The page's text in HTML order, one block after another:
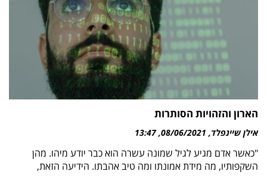
הארון והזהויות הסותרות
אילן שיינפלד 08/06/2021
13:47
"כאשר אדם מגיע לגיל שמונה עשרה הוא כבר יודע מיהו. מהן
השקפותיו, מה מידת אמונתו ומה טיב אהבתו. הידיעה הזאת,